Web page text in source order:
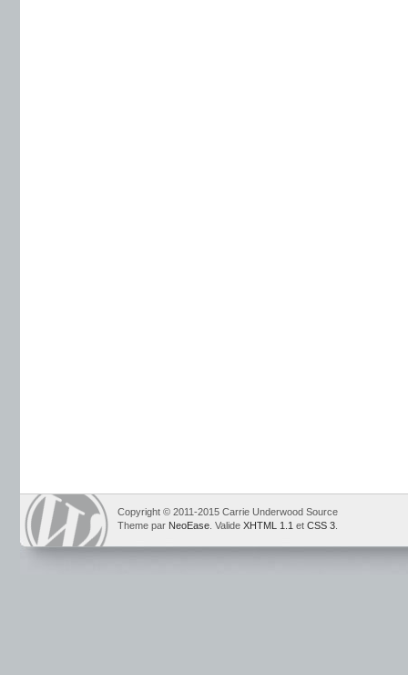
Copyright © 2011-2015 Carrie Underwood Source
Theme par NeoEase . Valide XHTML 1.1 et CSS 3